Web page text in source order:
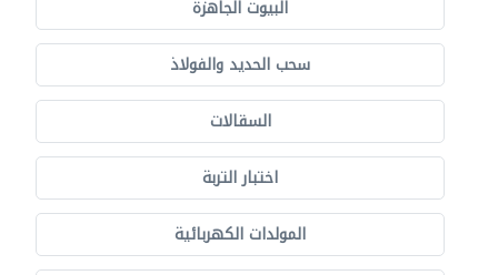
البيوت الجاهزة
سحب الحديد والفولاذ
السقالات
اختبار التربة
المولدات الكهربائية